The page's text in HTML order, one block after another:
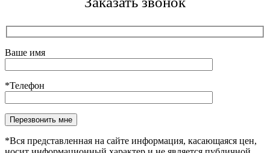
Ваше имя
*Телефон
Оставьте это поле пустым.
*Вся представленная на сайте информация, касающаяся цен,